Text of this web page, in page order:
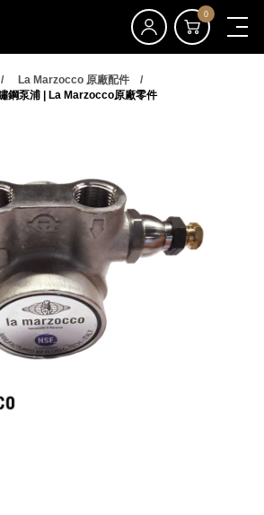
0
La Marzocco 原廠配件
鋼泵浦 | La Marzocco原廠零件